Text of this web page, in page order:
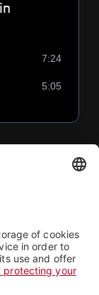
7:24
5:05
5:02